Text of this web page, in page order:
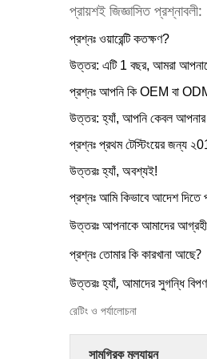
প্রায়শই জিজ্ঞাসিত প্রশ্নাবলী:
প্রশ্নঃ ওয়ারেন্টি কতক্ষণ?
উত্তর: এটি 1 বছর, আমরা আপনাকে
প্রশ্নঃ আপনি কি OEM বা
উত্তর: হ্যাঁ, আপনি কেবল আপনার
প্রশ্নঃ প্রথম টেস্টিংয়ের জন্য
উত্তরঃ হ্যাঁ, অবশ্যই!
প্রশ্নঃ আমি কিভাবে আদেশ দিতে
উত্তরঃ আপনাকে আমাদের আগ্রহী
প্রশ্নঃ তোমার কি কারখানা আছে?
উত্তরঃ হ্যাঁ, আমাদের সুগন্ধি
রেটিং ও পর্যালোচনা
সামগ্রিক মূল্যায়ন